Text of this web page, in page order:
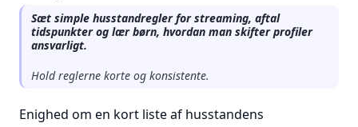
Sæt simple husstandregler for streaming, aftal
tidspunkter og lær børn, hvordan man skifter profiler
ansvarligt.
Hold reglerne korte og konsistente.
Enighed om en kort liste af husstandens